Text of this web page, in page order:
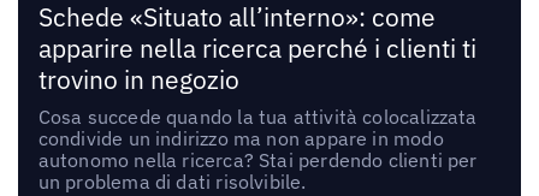
Schede «Situato all’interno»: come
apparire nella ricerca perché i clienti ti
trovino in negozio
Cosa succede quando la tua attività colocalizzata
condivide un indirizzo ma non appare in modo
autonomo nella ricerca? Stai perdendo clienti per
un problema di dati risolvibile.